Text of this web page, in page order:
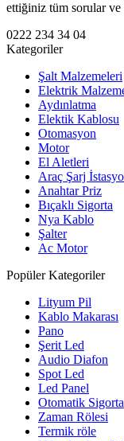
ettiğiniz tüm sorular
0222 234 34 04
Kategoriler
Şalt Malzemeleri
Elektrik
Aydınlatma
Elektik Kablosu
Otomasyon
Motor
El Aletleri
Araç Şarj
Anahtar Priz
Bıçaklı Sigorta
Nya Kablo
Şalter
Ac Motor
Popüler Kategoriler
Lityum Pil
Kablo Makarası
Pano
Şerit Led
Audio Diafon
Spot Led
Led Panel
Otomatik Sigorta
Zaman Rölesi
Termik röle